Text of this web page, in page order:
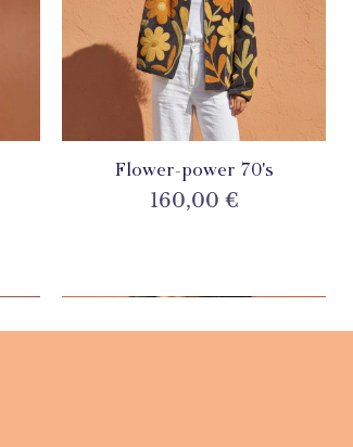
Aperçu rapide
Flower-power 70's
Prix
160,00 €